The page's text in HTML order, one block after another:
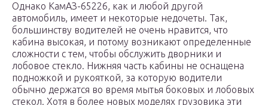
Однако КамАЗ-65226, как и любой другой
автомобиль, имеет и некоторые недочеты. Так,
большинству водителей не очень нравится, что
кабина высокая, и потому возникают определенные
сложности с тем, чтобы обслужить дворники и
лобовое стекло. Нижняя часть кабины не оснащена
подножкой и рукояткой, за которую водители
обычно держатся во время мытья боковых и лобовых
стекол. Хотя в более новых моделях грузовика эти